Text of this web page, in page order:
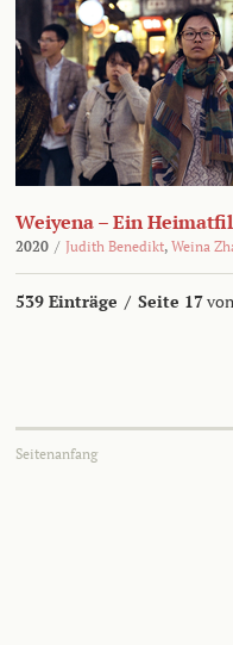
Weiyena – Ein
2020 / Judith Benedikt, Weina
539 Einträge / Seite 17
Seitenanfang